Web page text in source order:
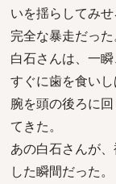
いを揺らしてみせ
完全な暴走だった
白石さんは、一
すぐに歯を食い
腕を頭の後ろに
てきた。
あの白石さんが
した瞬間だった。